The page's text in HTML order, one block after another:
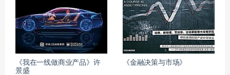
《我在一线做商业产品》许
景盛
《金融决策与市场》